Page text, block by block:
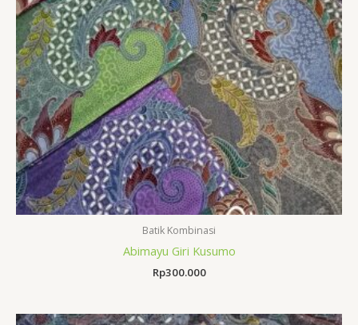
Batik Kombinasi
Abimayu Giri Kusumo
Rp300.000